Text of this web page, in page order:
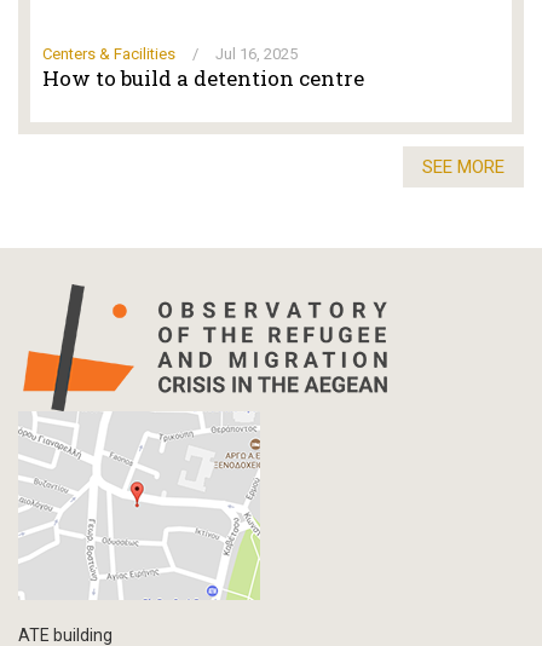
Centers & Facilities / Jul 16, 2025
How to build a detention centre
SEE MORE
ATE building